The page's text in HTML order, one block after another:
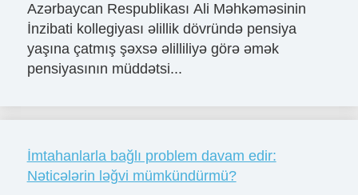
Azərbaycan Respublikası Ali Məhkəməsinin
İnzibati kollegiyası əlillik dövründə pensiya
yaşına çatmış şəxsə əlilliliyə görə əmək
pensiyasının müddətsi...
İmtahanlarla bağlı problem davam edir:
Nəticələrin ləğvi mümkündürmü?